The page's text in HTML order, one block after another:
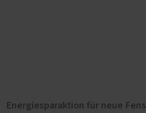
Energiesparaktion für neue